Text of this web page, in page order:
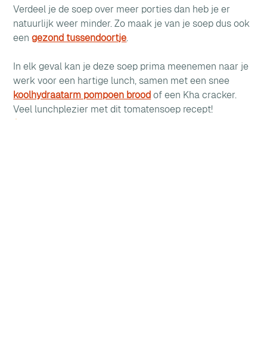
Verdeel je de soep over meer porties dan heb je er
natuurlijk weer minder. Zo maak je van je soep dus ook
een gezond tussendoortje.
In elk geval kan je deze soep prima meenemen naar je
werk voor een hartige lunch, samen met een snee
koolhydraatarm pompoen brood of een Kha cracker.
Veel lunchplezier met dit tomatensoep recept!